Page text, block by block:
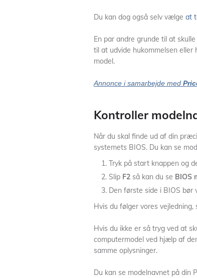
Du kan dog også selv vælge at
En par andre grunde til at
til at udvide hukommelsen
model.
Annonce i samarbejde med
Kontroller
Når du skal finde ud af din
systemets BIOS. Du kan se
Tryk på start knappen og
Slip F2 så kan du se BIOS
Den første side i BIOS
Hvis du følger vores
Hvis du ikke er så tryg ved at
computermodel ved hjælp af
samme oplysninger.
Du kan se modelnavnet på din